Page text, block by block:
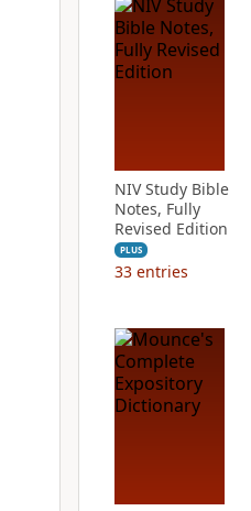
NIV Study Bible
Notes, Fully
Revised Edition
PLUS
33 entries